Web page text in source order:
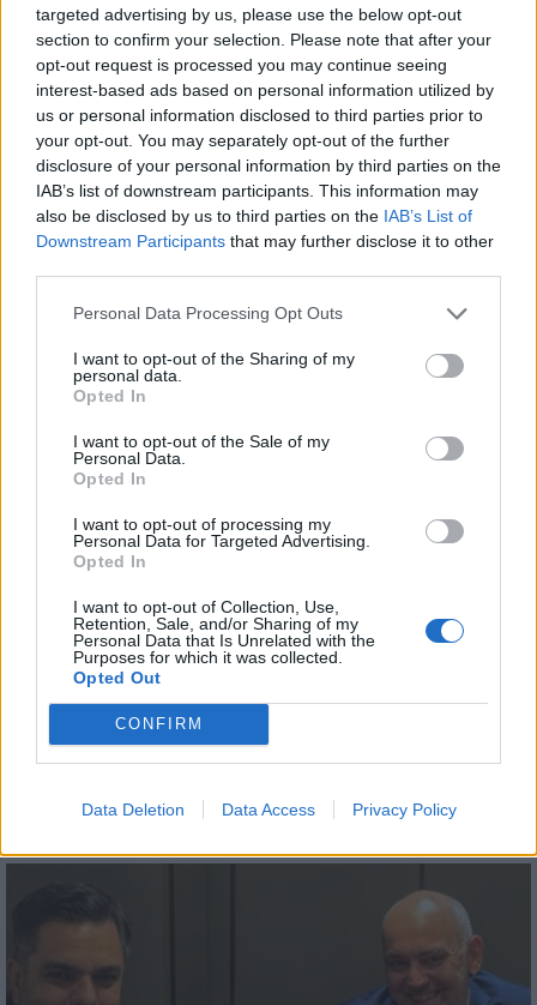
targeted advertising by us, please use the below opt-out
section to confirm your selection. Please note that after your
opt-out request is processed you may continue seeing
interest-based ads based on personal information utilized by
us or personal information disclosed to third parties prior to
your opt-out. You may separately opt-out of the further
disclosure of your personal information by third parties on the
IAB’s list of downstream participants. This information may
also be disclosed by us to third parties on the IAB’s List of
Downstream Participants that may further disclose it to other
Personal Data Processing Opt Outs
I want to opt-out of the Sharing of my
personal data.
Opted In
I want to opt-out of the Sale of my
Personal Data.
Opted In
I want to opt-out of processing my
Personal Data for Targeted Advertising.
Opted In
I want to opt-out of Collection, Use,
Retention, Sale, and/or Sharing of my
Personal Data that Is Unrelated with the
Purposes for which it was collected.
Opted Out
CONFIRM
Data Deletion Data Access Privacy Policy
Αφιέρωμα «Έγκλημα και Τιμωρία» στο
ERTflix με αληθινές ιστορίες
εγκλημάτων
30.07.2026 - 12:30
Χωρίς δημοσιογράφο η ΕΡΤ στον
τελικό της Εθνικής πόλο που πήραμε
το χρυσό